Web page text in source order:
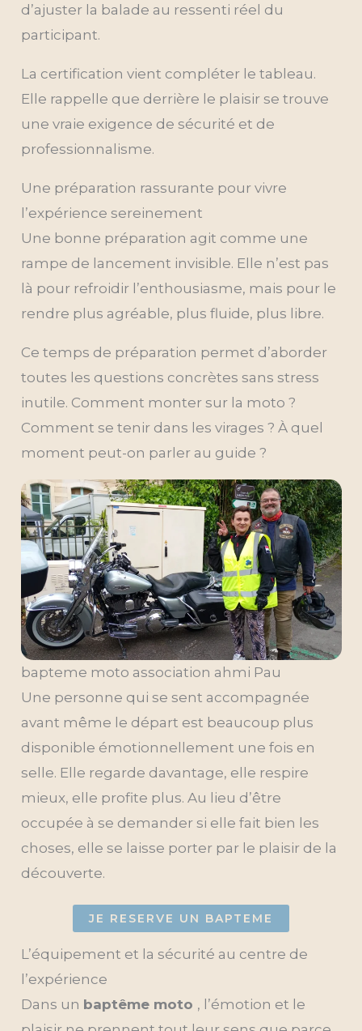
d’ajuster la balade au ressenti réel du
participant.
La certification vient compléter le tableau.
Elle rappelle que derrière le plaisir se trouve
une vraie exigence de sécurité et de
professionnalisme.
Une préparation rassurante pour vivre
l’expérience sereinement
Une bonne préparation agit comme une
rampe de lancement invisible. Elle n’est pas
là pour refroidir l’enthousiasme, mais pour le
rendre plus agréable, plus fluide, plus libre.
Ce temps de préparation permet d’aborder
toutes les questions concrètes sans stress
inutile. Comment monter sur la moto ?
Comment se tenir dans les virages ? À quel
moment peut-on parler au guide ?
bapteme moto association ahmi Pau
Une personne qui se sent accompagnée
avant même le départ est beaucoup plus
disponible émotionnellement une fois en
selle. Elle regarde davantage, elle respire
mieux, elle profite plus. Au lieu d’être
occupée à se demander si elle fait bien les
choses, elle se laisse porter par le plaisir de la
découverte.
JE RESERVE UN BAPTEME
L’équipement et la sécurité au centre de
l’expérience
Dans un baptême moto , l’émotion et le